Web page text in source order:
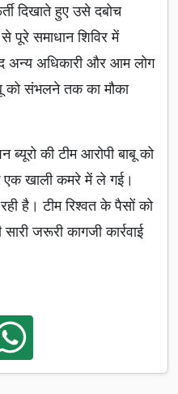
दिखाते हुए उसे दबोच
पूरे समाधान शिविर में
अधिकारी और आम लोग
को संभलने तक का मौका
ब्यूरो की टीम आरोपी बाबू को
एक खाली कमरे में ले गई।
है। टीम रिश्वत के पैसों को
जरूरी कागजी कार्रवाई